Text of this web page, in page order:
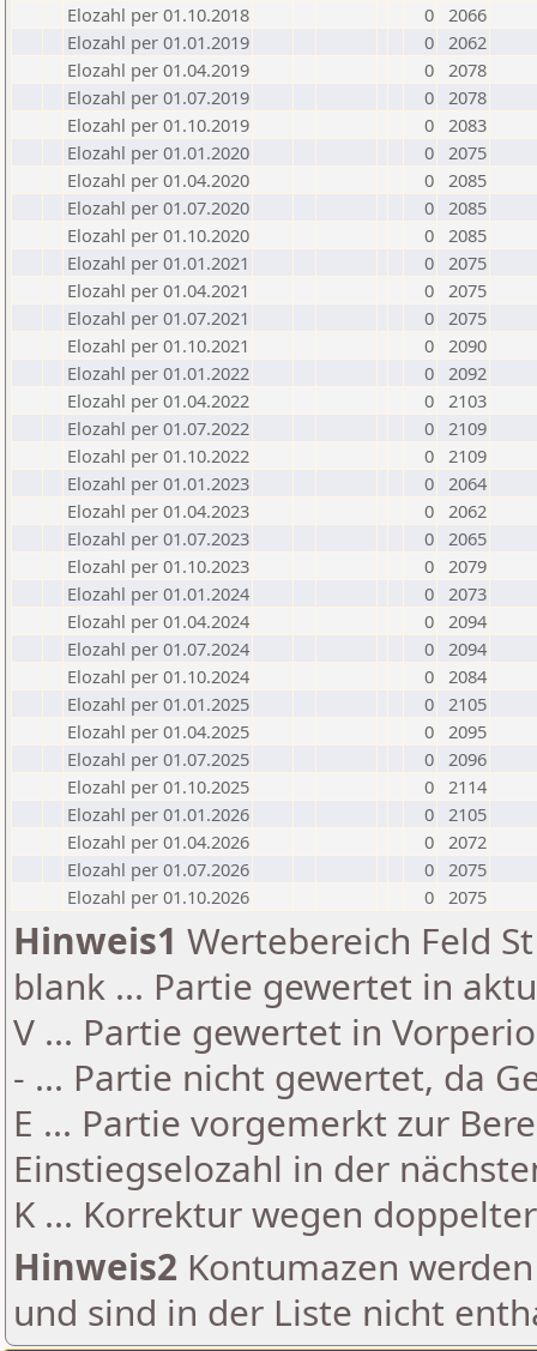
Elozahl per 01.10.2018
0 2066
Elozahl per 01.01.2019
0 2062
Elozahl per 01.04.2019
0 2078
Elozahl per 01.07.2019
0 2078
Elozahl per 01.10.2019
0 2083
Elozahl per 01.01.2020
0 2075
Elozahl per 01.04.2020
0 2085
Elozahl per 01.07.2020
0 2085
Elozahl per 01.10.2020
0 2085
Elozahl per 01.01.2021
0 2075
Elozahl per 01.04.2021
0 2075
Elozahl per 01.07.2021
0 2075
Elozahl per 01.10.2021
0 2090
Elozahl per 01.01.2022
0 2092
Elozahl per 01.04.2022
0 2103
Elozahl per 01.07.2022
0 2109
Elozahl per 01.10.2022
0 2109
Elozahl per 01.01.2023
0 2064
Elozahl per 01.04.2023
0 2062
Elozahl per 01.07.2023
0 2065
Elozahl per 01.10.2023
0 2079
Elozahl per 01.01.2024
0 2073
Elozahl per 01.04.2024
0 2094
Elozahl per 01.07.2024
0 2094
Elozahl per 01.10.2024
0 2084
Elozahl per 01.01.2025
0 2105
Elozahl per 01.04.2025
0 2095
Elozahl per 01.07.2025
0 2096
Elozahl per 01.10.2025
0 2114
Elozahl per 01.01.2026
0 2105
Elozahl per 01.04.2026
0 2072
Elozahl per 01.07.2026
0 2075
Elozahl per 01.10.2026
0 2075
Hinweis1 Wertebereich Feld
blank ... Partie gewertet in
V ... Partie gewertet in
- ... Partie nicht gewertet, da
E ... Partie vorgemerkt zur
Einstiegselozahl in der
K ... Korrektur wegen
Hinweis2 Kontumazen
und sind in der Liste nicht